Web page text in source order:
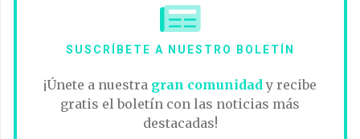
SUSCRÍBETE A NUESTRO BOLETÍN
¡Únete a nuestra gran comunidady recibe
gratis el boletín con las noticias más
destacadas!